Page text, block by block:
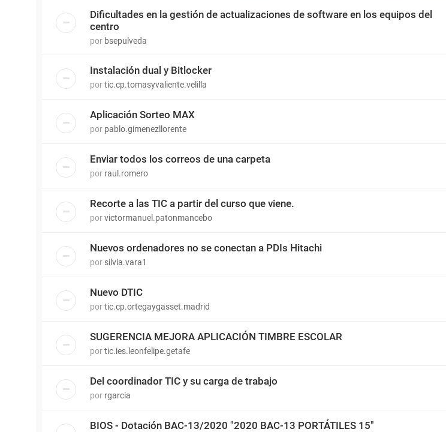
Dificultades en la gestión de actualizaciones de software en los equipos del
centro
por bsepulveda
Instalación dual y Bitlocker
portic.cp.tomasyvaliente.velilla
Aplicación Sorteo MAX
por pablo.gimenezllorente
Enviar todos los correos de una carpeta
por raul.romero
Recorte a las TIC a partir del curso que viene.
porvictormanuel.patonmancebo
Nuevos ordenadores no se conectan a PDIs Hitachi
por silvia.vara1
Nuevo DTIC
portic.cp.ortegaygasset.madrid
SUGERENCIA MEJORA APLICACIÓN TIMBRE ESCOLAR
portic.ies.leonfelipe.getafe
Del coordinador TIC y su carga de trabajo
por rgarcia
BIOS - Dotación BAC-13/2020 "2020 BAC-13 PORTÁTILES 15"